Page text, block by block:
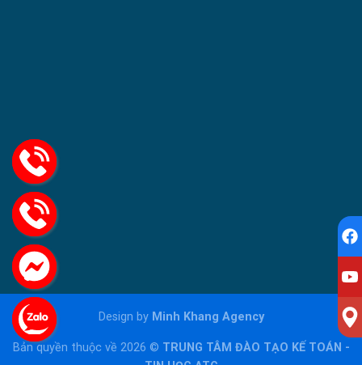
Design by Minh Khang Agency
Bản quyền thuộc về 2026 © TRUNG TÂM ĐÀO TẠO KẾ TOÁN -